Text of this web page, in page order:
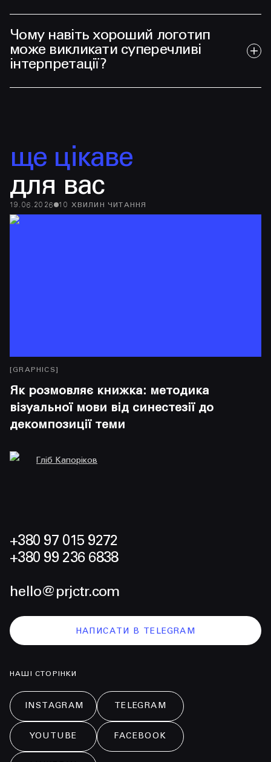
Чому навіть хороший логотип
може викликати суперечливі
інтерпретації?
ще цікаве
для вас
19.06.2026 10 ХВИЛИН ЧИТАННЯ
[ GRAPHICS]
Як розмовляє книжка: методика
візуальної мови від синестезії до
декомпозиції теми
Гліб Капоріков
+380 97 015 9272
+380 99 236 6838
hello@prjctr.com
НАПИСАТИ В TELEGRAM
НАШІ СТОРІНКИ
INSTAGRAM TELEGRAM
YOUTUBE FACEBOOK